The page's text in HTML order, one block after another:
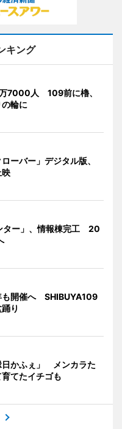
キング
万7000人 109前に櫓、
輪に
ーバー」デジタル版、
映
ター」、情報棟完工 20
も開催へ SHIBUYA109
り
日かふぇ」 メンカラた
てたイチゴも